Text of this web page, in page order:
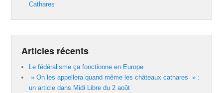
Cathares
Articles récents
Le fédéralisme ça fonctionne en Europe
» On les appellera quand même les châteaux cathares » :
un article dans Midi Libre du 2 août